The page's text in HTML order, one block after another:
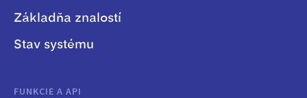
Základňa znalostí
Stav systému
FUNKCIE A API